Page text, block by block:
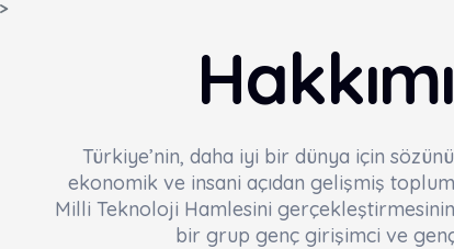
Türkiye’nin, daha iyi bir dünya için
ekonomik ve insani açıdan gelişmiş
Milli Teknoloji Hamlesini
bir grup genç girişimci ve